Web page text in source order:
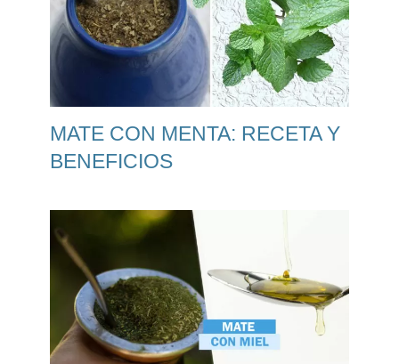
MATE CON MENTA: RECETA Y
BENEFICIOS